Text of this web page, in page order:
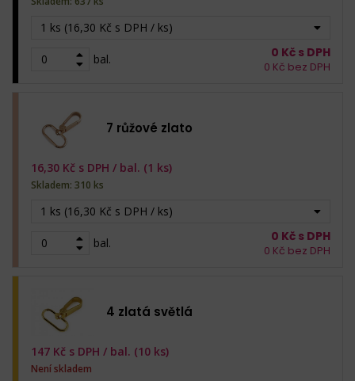
1 ks (16,30 Kč s DPH / ks)
bal. 0 Kč s DPH
0 Kč bez DPH
7 růžové zlato
1 ks (16,30 Kč s DPH / ks)
bal.
16,30 Kč s DPH / bal. (1 ks)
Skladem: 310 ks
0 Kč s DPH
0 Kč bez DPH
4 zlatá světlá
147 Kč s DPH / bal. (10 ks)
Není skladem